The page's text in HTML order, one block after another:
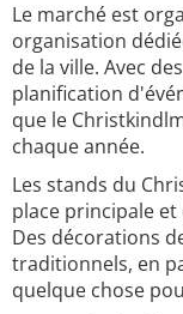
Le marché est
organisation
de la ville. Avec
planification
que le
chaque année.
Les stands du
place principale
Des décorations
traditionnels, en
quelque chose